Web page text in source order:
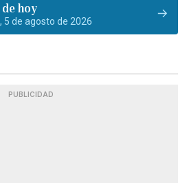
hoy
5 de agosto de 2026
PUBLICIDAD